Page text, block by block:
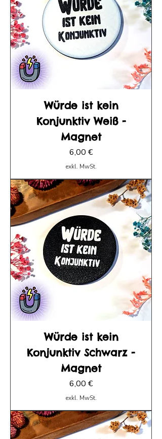
Würde ist kein
Konjunktiv Weiß -
Magnet
Preis
6,00 €
exkl. MwSt.
Würde ist kein
Konjunktiv Schwarz -
Magnet
Preis
6,00 €
exkl. MwSt.